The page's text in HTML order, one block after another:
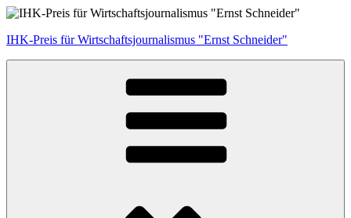
Zum
springen
IHK-Preis für Wirtschaftsjournalismus "Ernst Schneider"